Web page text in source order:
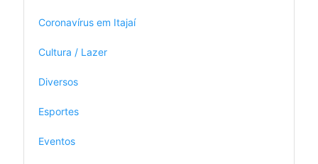
Coronavírus em Itajaí
Cultura / Lazer
Diversos
Esportes
Eventos